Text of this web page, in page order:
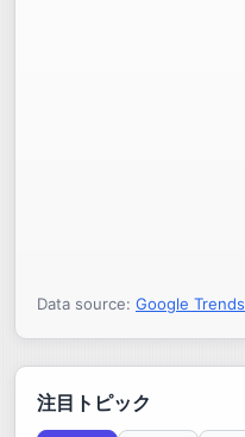
Data source: Google Trends
注目トピック